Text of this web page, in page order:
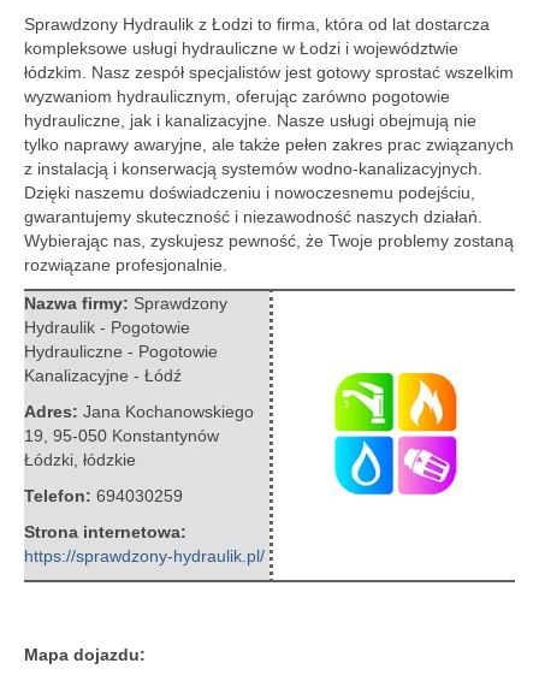
Sprawdzony Hydraulik z Łodzi to firma, która od lat dostarcza
kompleksowe usługi hydrauliczne w Łodzi i województwie
łódzkim. Nasz zespół specjalistów jest gotowy sprostać wszelkim
wyzwaniom hydraulicznym, oferując zarówno pogotowie
hydrauliczne, jak i kanalizacyjne. Nasze usługi obejmują nie
tylko naprawy awaryjne, ale także pełen zakres prac związanych
z instalacją i konserwacją systemów wodno-kanalizacyjnych.
Dzięki naszemu doświadczeniu i nowoczesnemu podejściu,
gwarantujemy skuteczność i niezawodność naszych działań.
Wybierając nas, zyskujesz pewność, że Twoje problemy zostaną
rozwiązane profesjonalnie.
Nazwa firmy: Sprawdzony
Hydraulik - Pogotowie
Hydrauliczne - Pogotowie
Kanalizacyjne - Łódź
Adres: Jana Kochanowskiego
19 95-050 Konstantynów
Łódzki łódzkie
Telefon: 694030259
Strona internetowa:
https://sprawdzony-hydraulik.pl/
Mapa dojazdu: